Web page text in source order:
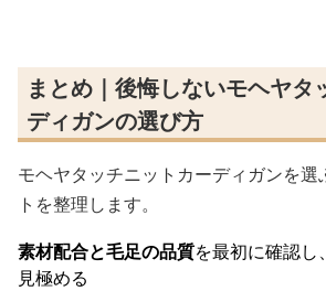
まとめ｜後悔しないモヘヤタ
ディガンの選び方
モヘヤタッチニットカーディガンを選
トを整理します。
素材配合と毛足の品質を最初に確認し
見極める